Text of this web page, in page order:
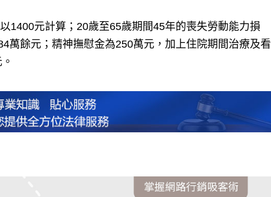
1400元計算；20歲至65歲期間45年的喪失勞動能力損
萬餘元；精神撫慰金為250萬元，加上住院期間治療及看